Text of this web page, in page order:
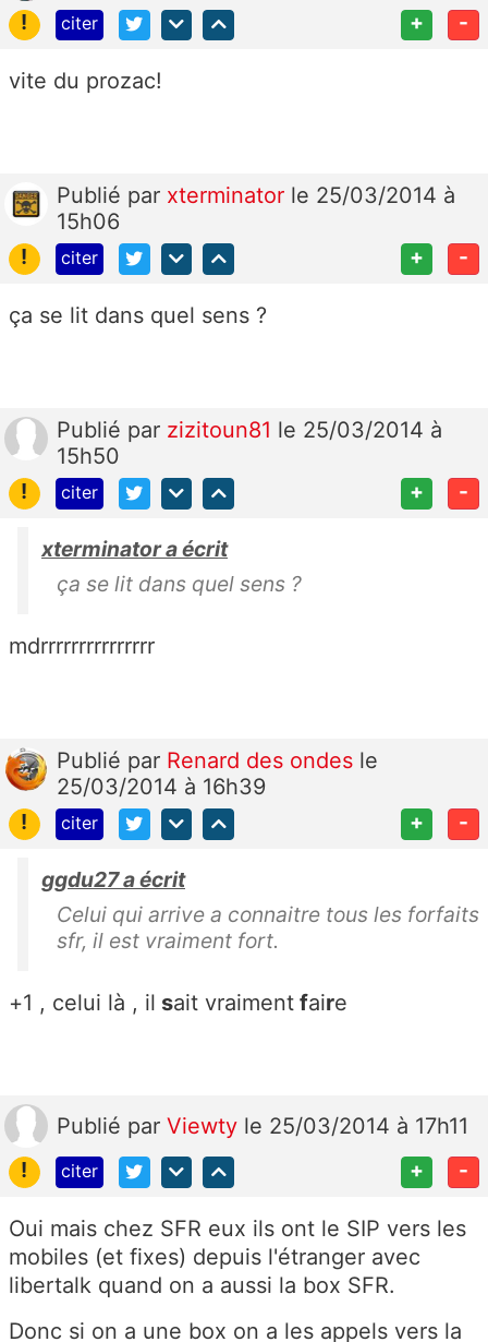
!
citer + -
vite du prozac!
Publié par xterminator le 25/03/2014 à
15h06
!
citer + -
ça se lit dans quel sens ?
Publié par zizitoun81 le 25/03/2014 à
15h50
!
citer + -
xterminator a écrit
ça se lit dans quel sens ?
mdrrrrrrrrrrrrrrr
Publié par Renard des ondes le
25/03/2014 à 16h39
!
citer + -
ggdu27 a écrit
Celui qui arrive a connaitre tous les forfaits
sfr, il est vraiment fort.
+1 , celui là , il sait vraiment faire
Publié par Viewty le 25/03/2014 à 17h11
!
citer + -
Oui mais chez SFR eux ils ont le SIP vers les
mobiles (et fixes) depuis l'étranger avec
libertalk quand on a aussi la box SFR.
Donc si on a une box on a les appels vers la